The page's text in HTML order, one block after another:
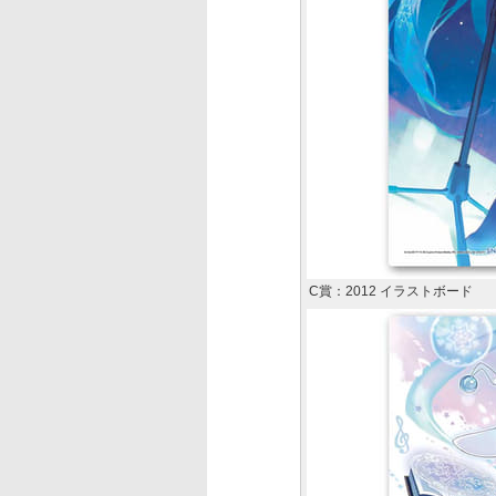
C賞：2012 イラストボード